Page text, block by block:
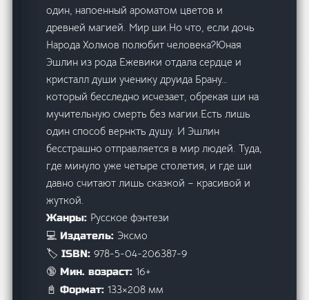
один, напоенный ароматом цветов и
древней магией. Мир ши.Но что, если дочь
Народа Холмов полюбит человека?Юная
Эшлин из рода Ежевики отдала сердце и
кристалл души ученику друида Брану…
который бесследно исчезает, обрекая ши на
мучительную смерть без магии.Есть лишь
один способ вернкть душу. И Эшлин
бесстрашно отправляется в мир людей. Туда,
где минуло уже четыре столетия, и где ши
давно считают лишь сказкой – красивой и
жуткой.
Жанры: Русское фэнтези
💻 Издатель: Эксмо
🏷️ ISBN:978-5-04-206387-9
🔞 Мин. возраст:16+
📓 Формат:133×208 мм